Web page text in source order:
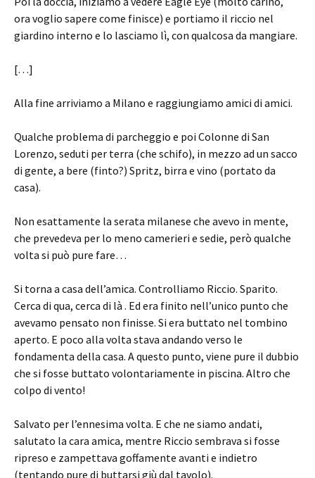
ora voglio sapere come finisce) e portiamo il riccio nel
giardino interno e lo lasciamo lì, con qualcosa da mangiare.
[…]
Alla fine arriviamo a Milano e raggiungiamo amici di amici.
Qualche problema di parcheggio e poi Colonne di San
Lorenzo, seduti per terra (che schifo), in mezzo ad un sacco
di gente, a bere (finto?) Spritz, birra e vino (portato da
casa).
Non esattamente la serata milanese che avevo in mente,
che prevedeva per lo meno camerieri e sedie, però qualche
volta si può pure fare…
Si torna a casa dell’amica. Controlliamo Riccio. Sparito.
Cerca di qua, cerca di là . Ed era finito nell’unico punto che
avevamo pensato non finisse. Si era buttato nel tombino
aperto. E poco alla volta stava andando verso le
fondamenta della casa. A questo punto, viene pure il dubbio
che si fosse buttato volontariamente in piscina. Altro che
colpo di vento!
Salvato per l’ennesima volta. E che ne siamo andati,
salutato la cara amica, mentre Riccio sembrava si fosse
ripreso e zampettava goffamente avanti e indietro
(tentando pure di buttarsi giù dal tavolo).